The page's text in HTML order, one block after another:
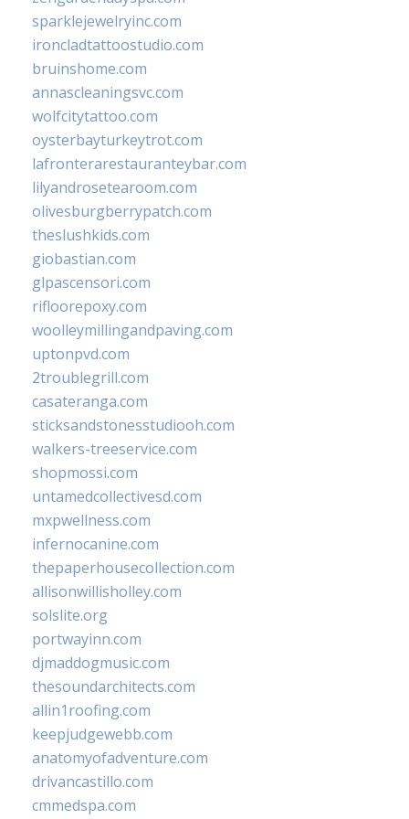
sparklejewelryinc.com
ironcladtattoostudio.com
bruinshome.com
annascleaningsvc.com
wolfcitytattoo.com
oysterbayturkeytrot.com
lafronterarestauranteybar.com
lilyandrosetearoom.com
olivesburgberrypatch.com
theslushkids.com
giobastian.com
glpascensori.com
rifloorepoxy.com
woolleymillingandpaving.com
uptonpvd.com
2troublegrill.com
casateranga.com
sticksandstonesstudiooh.com
walkers-treeservice.com
shopmossi.com
untamedcollectivesd.com
mxpwellness.com
infernocanine.com
thepaperhousecollection.com
allisonwillisholley.com
solslite.org
portwayinn.com
djmaddogmusic.com
thesoundarchitects.com
allin1roofing.com
keepjudgewebb.com
anatomyofadventure.com
drivancastillo.com
cmmedspa.com